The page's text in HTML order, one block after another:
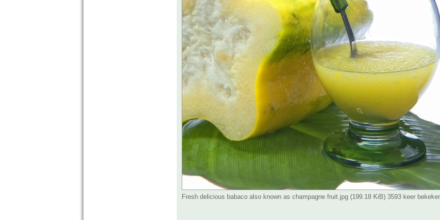
Fresh delicious babaco also known as champagne fruit.jpg (199.18 KiB) 3593 keer